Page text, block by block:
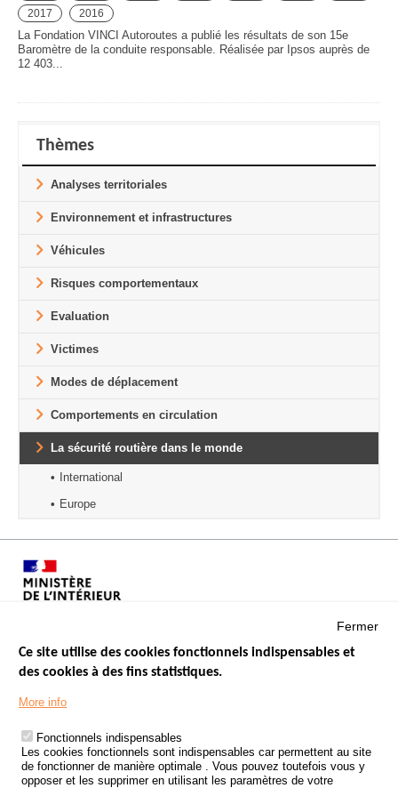
2017
2016
La Fondation VINCI Autoroutes a publié les résultats de son 15e
Baromètre de la conduite responsable. Réalisée par Ipsos auprès de
12 403...
Thèmes
Analyses territoriales
Environnement et infrastructures
Véhicules
Risques comportementaux
Evaluation
Victimes
Modes de déplacement
Comportements en circulation
La sécurité routière dans le monde
International
Europe
Menu
Footer
LES SITES PUBLICS
ÉTAT DE L’INSÉCURITÉ ROUTIÈRE
TRAITEMENT DES DONNÉES PERSONNELLES DES ACCIDENTS DE
LA ROUTE
Fermer
Ce site utilise des cookies fonctionnels indispensables et
des cookies à des fins statistiques.
More info
Fonctionnels indispensables
Les cookies fonctionnels sont indispensables car permettent au site
de fonctionner de manière optimale . Vous pouvez toutefois vous y
opposer et les supprimer en utilisant les paramètres de votre